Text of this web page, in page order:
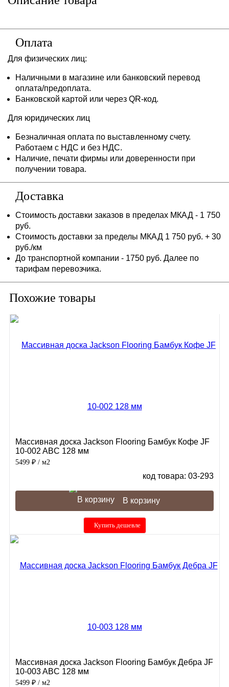
Оплата
Для физических лиц:
Наличными в магазине или банковский перевод
оплата/предоплата.
Банковской картой или через QR-код.
Для юридических лиц
Безналичная оплата по выставленному счету.
Работаем с НДС и без НДС.
Наличие, печати фирмы или доверенности при
получении товара.
Доставка
Стоимость доставки заказов в пределах МКАД - 1 750
руб.
Стоимость доставки за пределы МКАД 1 750 руб. + 30
руб./км
До транспортной компании - 1750 руб. Далее по
тарифам перевозчика.
Похожие товары
Массивная доска Jackson Flooring Бамбук Кофе JF
10-002 ABC 128 мм
5499 ₽ / м2
код товара: 03-293
В корзину
Купить дешевле
Массивная доска Jackson Flooring Бамбук Дебра JF
10-003 ABC 128 мм
5499 ₽ / м2